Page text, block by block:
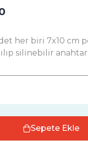
her biri 7x10 cm
silinebilir
Sepete Ekle